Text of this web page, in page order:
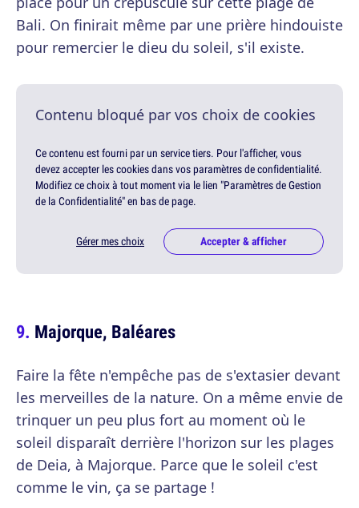
Bali. On finirait même par une prière hindouiste
pour remercier le dieu du soleil, s'il existe.
Contenu bloqué par vos choix de cookies
Ce contenu est fourni par un service tiers. Pour l'afficher, vous
devez accepter les cookies dans vos paramètres de confidentialité.
Modifiez ce choix à tout moment via le lien "Paramètres de Gestion
de la Confidentialité" en bas de page.
Gérer mes choix Accepter & afficher
Majorque, Baléares
Faire la fête n'empêche pas de s'extasier devant
les merveilles de la nature. On a même envie de
trinquer un peu plus fort au moment où le
soleil disparaît derrière l'horizon sur les plages
de Deia, à Majorque. Parce que le soleil c'est
comme le vin, ça se partage !